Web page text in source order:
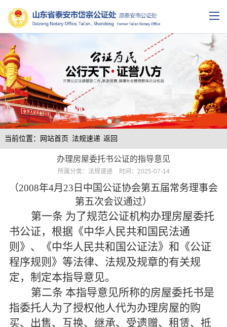
当前位置：网站首页 > 法规速递 > 返回
办理房屋委托书公证的指导意见
所属分类： 法规速递 时间： 2025-07-14
（2008年4月23日中国公证协会第五届常务理事会
第五次会议通过）
第一条 为了规范公证机构办理房屋委托
书公证，根据《中华人民共和国民法通
则》、《中华人民共和国公证法》和《公证
程序规则》等法律、法规及规章的有关规
定，制定本指导意见。
第二条 本指导意见所称的房屋委托书是
指委托人为了授权他人代为办理房屋的购
买、出售、互换、继承、受遗赠、租赁、抵